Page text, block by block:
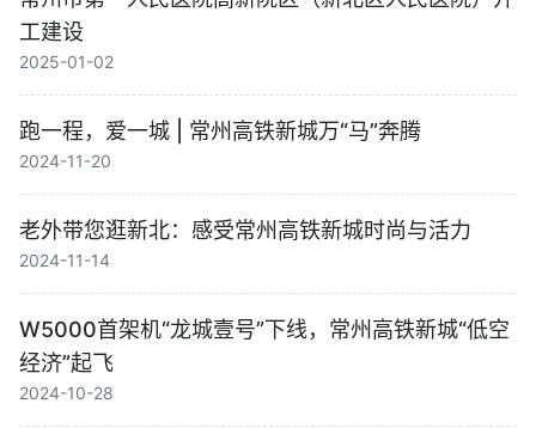
工建设
2025-01-02
跑一程，爱一城 | 常州高铁新城万“马”奔腾
2024-11-20
老外带您逛新北：感受常州高铁新城时尚与活力
2024-11-14
W5000首架机“龙城壹号”下线，常州高铁新城“低空
经济”起飞
2024-10-28